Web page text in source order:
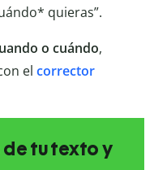
quieras”.
o cuándo,
el corrector
tu texto y